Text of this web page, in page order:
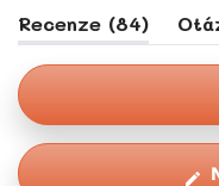
1
Recenze 84